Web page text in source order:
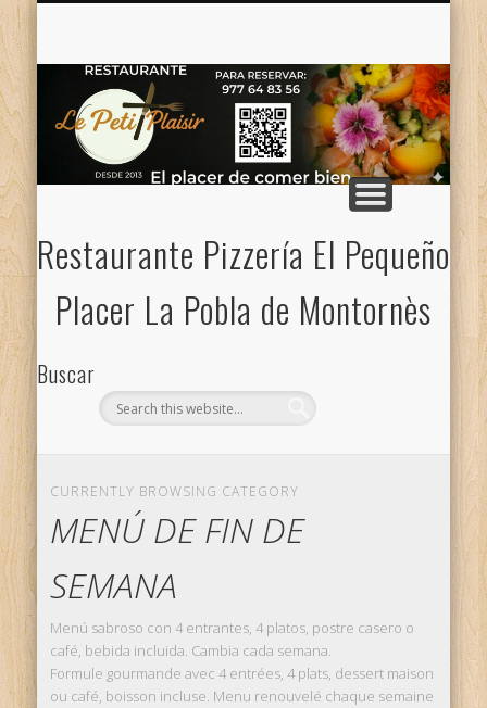
Restaurante Pizzería El Pequeño
Placer La Pobla de Montornès
Buscar
Bizcochos
MENÚ DE FIN DE SEMANA
Non classé
pasteles fondant
Postres
CURRENTLY BROWSING CATEGORY
MENÚ DE FIN DE
SEMANA
Menú sabroso con 4 entrantes, 4 platos, postre casero o
café, bebida incluida. Cambia cada semana.
Formule gourmande avec 4 entrées, 4 plats, dessert maison
ou café, boisson incluse. Menu renouvelé chaque semaine